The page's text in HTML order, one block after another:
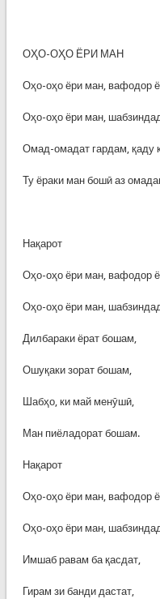
ОҲО-ОҲО ЁРИ МАН
Оҳо-оҳо ёри ман, вафодор
Оҳо-оҳо ёри ман,
Омад-омадат гардам, қаду
Ту ёраки ман бошӣ аз
Нақарот
Оҳо-оҳо ёри ман, вафодор
Оҳо-оҳо ёри ман,
Дилбараки ёрат бошам,
Ошуқаки зорат бошам,
Шабҳо, ки май менӯшӣ,
Ман пиёладорат бошам.
Нақарот
Оҳо-оҳо ёри ман, вафодор
Оҳо-оҳо ёри ман,
Имшаб равам ба қасдат,
Гирам зи банди дастат,